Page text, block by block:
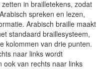
in brailletekens, zodat
spreken en lezen,
Arabisch braille maakt
standaard braillesysteem,
kolommen van drie punten.
naar links wordt
ook van rechts naar links